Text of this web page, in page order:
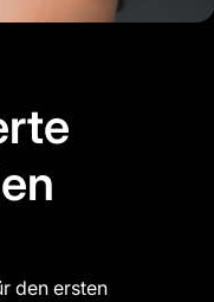
den ersten